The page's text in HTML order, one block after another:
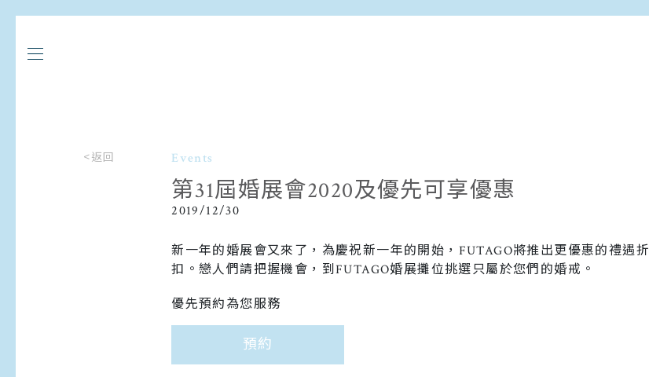
<返回 Events
第31屆婚展會2020及優先可享優惠
2019/12/30
新一年的婚展會又來了，為慶祝新一年的開始，FUTAGO將推出更優惠的禮遇折
扣。戀人們請把握機會，到FUTAGO婚展攤位挑選只屬於您們的婚戒。
優先預約為您服務
預約